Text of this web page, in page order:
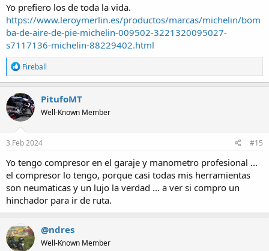
Yo prefiero los de toda la vida.
https://www.leroymerlin.es/productos/marcas/michelin/bom
ba-de-aire-de-pie-michelin-009502-3221320095027-
s7117136-michelin-88229402.html
R
e
a
c
t
i
o
n
s
Fireball
PitufoMT
Well-Known Member
3 Feb 2024 #15
Yo tengo compresor en el garaje y manometro profesional ...
el compresor lo tengo, porque casi todas mis herramientas
son neumaticas y un lujo la verdad ... a ver si compro un
hinchador para ir de ruta.
@ndres
Well-Known Member